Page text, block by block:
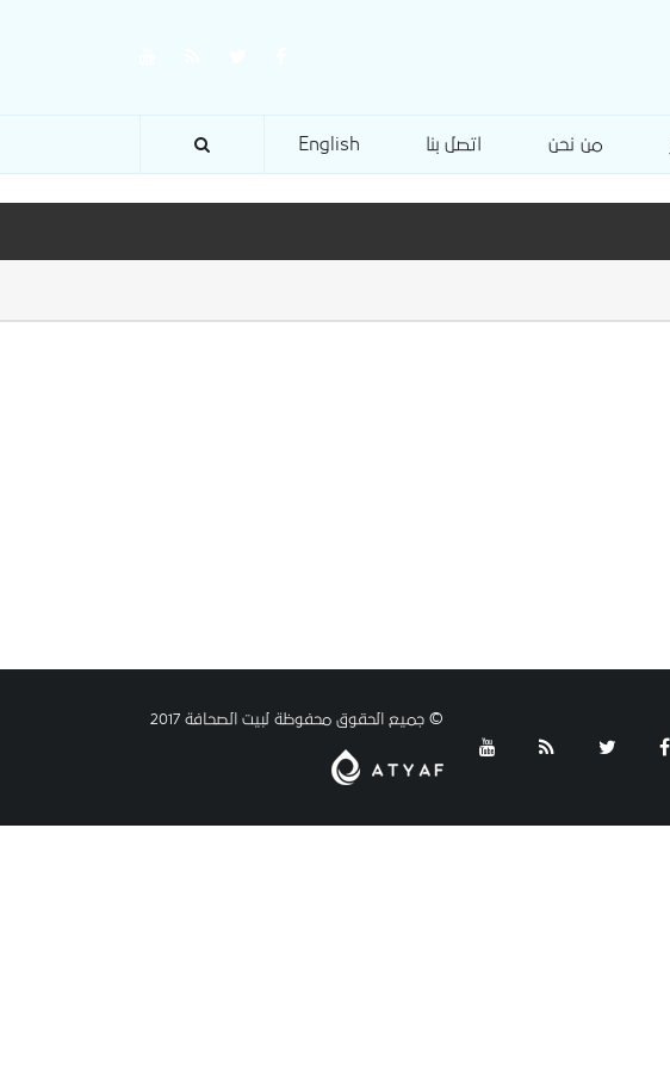
من نحن اتصل بنا English
© جميع الحقوق محفوظة لبيت الصحافة 2017